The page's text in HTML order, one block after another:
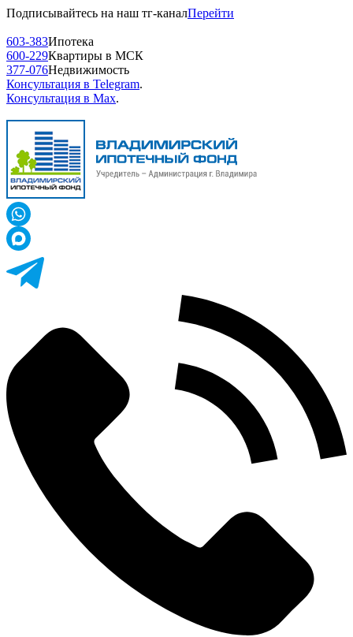
Подписывайтесь на наш тг-каналПерейти
603-383Ипотека
600-229Квартиры в МСК
377-076Недвижимость
Консультация в Telegram.
Консультация в Max.